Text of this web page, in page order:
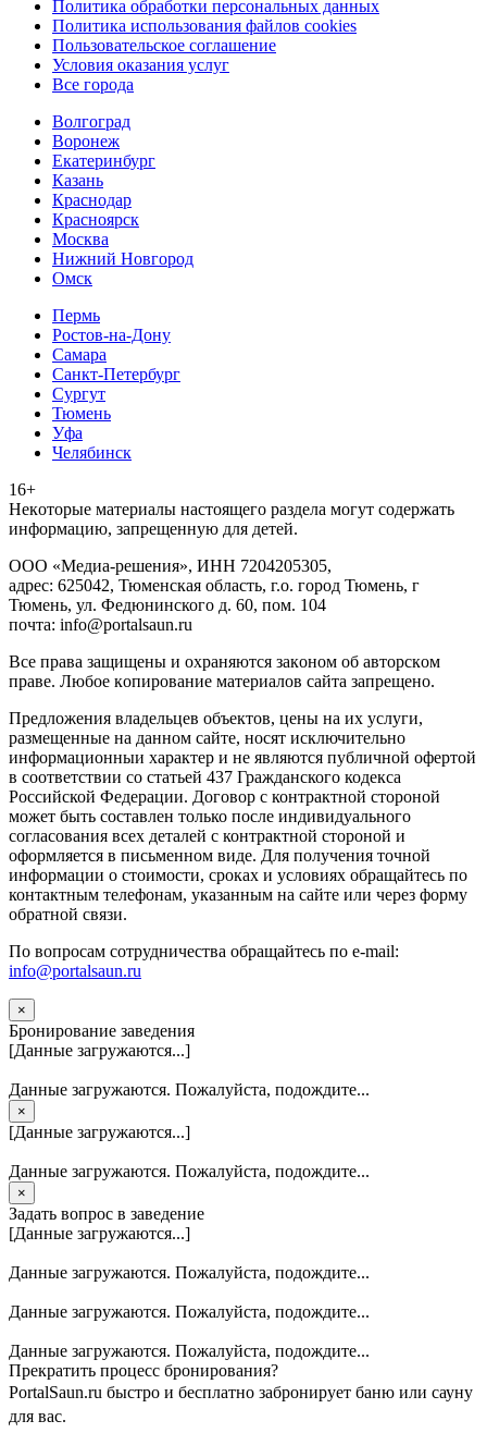
Политика обработки персональных данных
Политика использования файлов cookies
Пользовательское соглашение
Условия оказания услуг
Все города
Волгоград
Воронеж
Екатеринбург
Казань
Краснодар
Красноярск
Москва
Нижний Новгород
Омск
Пермь
Ростов-на-Дону
Самара
Санкт-Петербург
Сургут
Тюмень
Уфа
Челябинск
16+
Heкoтopыe мaтepиaлы нacтoящего paздeла мoгут coдержать
инфopмaцию, зaпpeщeнную для дeтeй.
ООО «Медиа-решения», ИНН 7204205305,
адрес: 625042, Тюменская область, г.о. город Тюмень, г
Тюмень, ул. Федюнинского д. 60, пом. 104
почта: info@portalsaun.ru
Вce прaвa зaщищeны и oxpaняютcя зaкoнoм oб aвтopcкoм
прaве. Любoe кoпиpoвaниe мaтepиaлов caйтa зaпpeщeнo.
Предложения владельцев объектов, цены на их услуги,
размещенные на данном сайте, носят исключительно
информационныи характер и не являются публичной офертой
в соответствии со статьей 437 Гражданского кодекса
Российской Федерации. Договор с контрактной стороной
может быть составлен только после индивидуального
согласования всех деталей с контрактной стороной и
оформляется в письменном виде. Для получения точной
информации о стоимости, сроках и условиях обращайтесь по
контактным телефонам, указанным на сайте или через форму
обратной связи.
По вопросам сотрудничества обращайтесь по e-mail:
info@portalsaun.ru
×
Бронирование заведения
[Данные загружаются...]
Данные загружаются. Пожалуйста, подождите...
×
[Данные загружаются...]
Данные загружаются. Пожалуйста, подождите...
×
Задать вопрос в заведение
[Данные загружаются...]
Данные загружаются. Пожалуйста, подождите...
Данные загружаются. Пожалуйста, подождите...
Данные загружаются. Пожалуйста, подождите...
Прекратить процесс бронирования?
PortalSaun.ru быстро и бесплатно забронирует баню или сауну
для вас.